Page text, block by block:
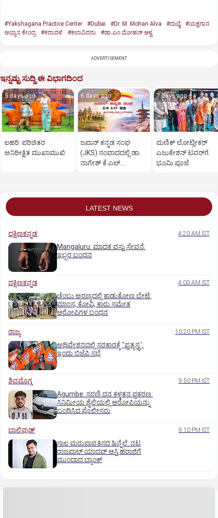
#Yakshagana Practice Center #Dubai #Dr. M. Mohan Alva #ದುಬೈ
#ಯಕ್ಷಗಾನ
ಅಭ್ಯಾಸ ಕೇಂದ್ರ
#ಕರಾವಳಿ #ಕಲಾವಿದರು #ಡಾ.ಎಂ.ಮೋಹನ್‌ ಆಳ್ವ
ADVERTISEMENT
ಇನ್ನಷ್ಟು ಸುದ್ದಿ ಈ ವಿಭಾಗದಿಂದ
5 days ago
ಲಹರಿ: ಪರಿಚಿತರ
ಅನಿರೀಕ್ಷಿತ ಮುಖಾಮುಖಿ
6 days ago
ಜಪಾನ್‌ ಕನ್ನಡ ಸಂಘ
(JKS) ಸಂವಾದದಲ್ಲಿ ಡಾ.
ನಾಗೇಶ್‌ ಕೆ.ಎಲ್‌.
7 days ago
ಮಣಿಕ್‌ ಲೋಟ್ಲೀಕರ್‌
ಎಜುಕೇಶನ್‌ ಟವರ್‌ಗೆ
ಭೂಮಿ ಪೂಜೆ
LATEST NEWS
ದಕ್ಷಿಣಕನ್ನಡ 4:20 AM IST
Mangaluru: ಮಾದಕ ವಸ್ತು ಸೇವನೆ:
ಇಬ್ಬರ ಬಂಧನ
ದಕ್ಷಿಣಕನ್ನಡ 4:00 AM IST
ಚೆಂಬು ಅರಣ್ಯದಲ್ಲಿ ಕಾಡುಕೋಣ ಬೇಟೆ:
ಮಾಂಸ, ಕೋವಿ, ಕಾರು ಸಮೇತ
ಆರೋಪಿಗಳ ಬಂಧನ
ರಾಜ್ಯ 10:20 PM IST
ಅಧಿವೇಶನದಲ್ಲಿ ಸರಕಾರಕ್ಕೆ "ಪ್ರತ್ಯಸ್ತ್ರ':
ಇಂದು ಬಿಜೆಪಿ ಸಭೆ
ಶಿವಮೊಗ್ಗ 9:50 PM IST
Agumbe: ಸರಣಿ ದನ ಕಳ್ಳತನ ಪ್ರಕರಣ:
ಸಿನಿಮೀಯ ಶೈಲಿಯಲ್ಲಿ ಆರೋಪಿಯನ್ನು
ಬಂಧಿಸಿದ ಪೊಲೀಸರು
ಬಾಲಿವುಡ್‌ 9:10 PM IST
ಸಾಲ ಮರುಪಾವತಿಸದ ಹಿನ್ನೆಲೆ: ನಟ
ರಾಜಪಾಲ್ ಯಾದವ್‌ ಆಸ್ತಿ ಹರಾಜಿಗೆ
ಮುಂದಾದ ಬ್ಯಾಂಕ್